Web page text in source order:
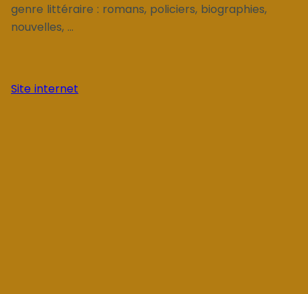
genre littéraire : romans, policiers, biographies,
nouvelles, ...
Site internet